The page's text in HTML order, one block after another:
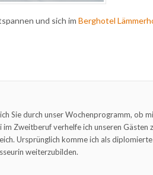
und sich im Berghotel
Sie durch unser Wochenprogramm, ob
im Zweitberuf verhelfe ich unseren Gästen
Ursprünglich komme ich als
weiterzubilden.